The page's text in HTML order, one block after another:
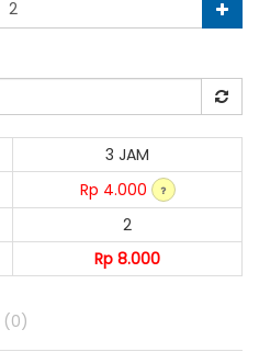
3 JAM
Rp 4.000
2
Rp 8.000
(0)